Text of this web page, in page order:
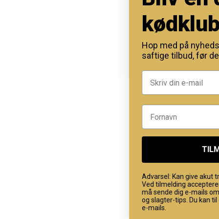
Hop med på nyhedsbrevet,
saftige tilbud, før de ryger!
TILMELDING
Advarsel: Kan give akut trang til
Ved tilmelding accepterer du, at
må sende dig e-mails om tilbud,
og slagter-tips. Du kan til enhver tid